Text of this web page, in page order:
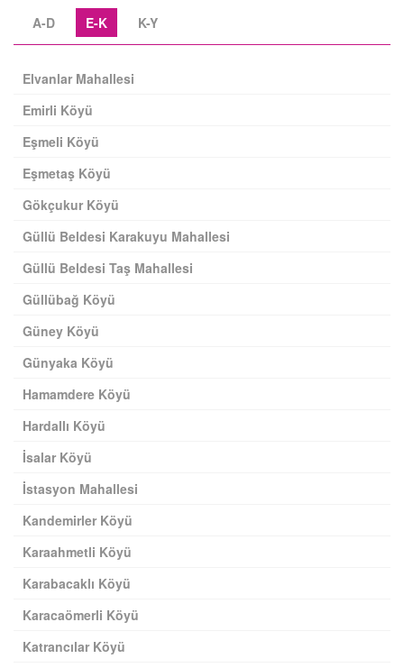
A-D E-K K-Y
Elvanlar Mahallesi
Emirli Köyü
Eşmeli Köyü
Eşmetaş Köyü
Gökçukur Köyü
Güllü Beldesi Karakuyu Mahallesi
Güllü Beldesi Taş Mahallesi
Güllübağ Köyü
Güney Köyü
Günyaka Köyü
Hamamdere Köyü
Hardallı Köyü
İsalar Köyü
İstasyon Mahallesi
Kandemirler Köyü
Karaahmetli Köyü
Karabacaklı Köyü
Karacaömerli Köyü
Katrancılar Köyü